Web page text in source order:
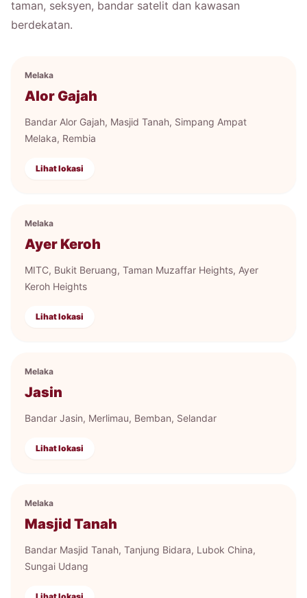
taman, seksyen, bandar satelit dan kawasan
berdekatan.
Melaka
Alor Gajah
Bandar Alor Gajah, Masjid Tanah, Simpang Ampat
Melaka, Rembia
Lihat lokasi
Melaka
Ayer Keroh
MITC, Bukit Beruang, Taman Muzaffar Heights, Ayer
Keroh Heights
Lihat lokasi
Melaka
Jasin
Bandar Jasin, Merlimau, Bemban, Selandar
Lihat lokasi
Melaka
Masjid Tanah
Bandar Masjid Tanah, Tanjung Bidara, Lubok China,
Sungai Udang